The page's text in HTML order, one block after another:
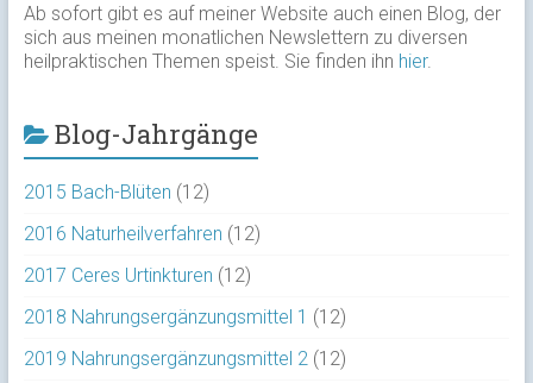
Ab sofort gibt es auf meiner Website auch einen Blog, der
sich aus meinen monatlichen Newslettern zu diversen
heilpraktischen Themen speist. Sie finden ihn hier.
Blog-Jahrgänge
2015 Bach-Blüten (12)
2016 Naturheilverfahren (12)
2017 Ceres Urtinkturen (12)
2018 Nahrungsergänzungsmittel 1 (12)
2019 Nahrungsergänzungsmittel 2 (12)